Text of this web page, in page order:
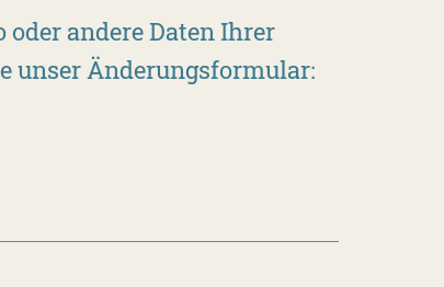
andere Daten Ihrer
unser Änderungsformular: